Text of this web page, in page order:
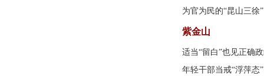
为官为民的“昆山三徐”
紫金山
适当“留白”也见正确
年轻干部当戒“浮萍态”